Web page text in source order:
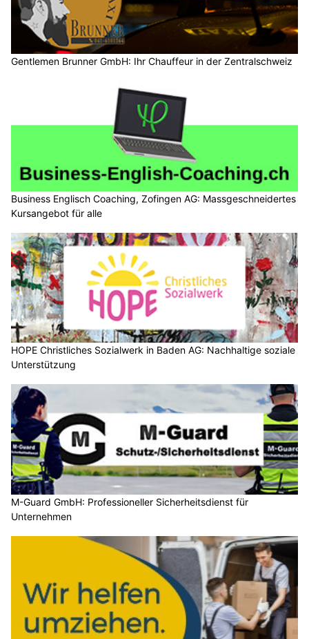
Gentlemen Brunner GmbH: Ihr Chauffeur in der Zentralschweiz
Business Englisch Coaching, Zofingen AG: Massgeschneidertes
Kursangebot für alle
HOPE Christliches Sozialwerk in Baden AG: Nachhaltige soziale
Unterstützung
M-Guard GmbH: Professioneller Sicherheitsdienst für
Unternehmen